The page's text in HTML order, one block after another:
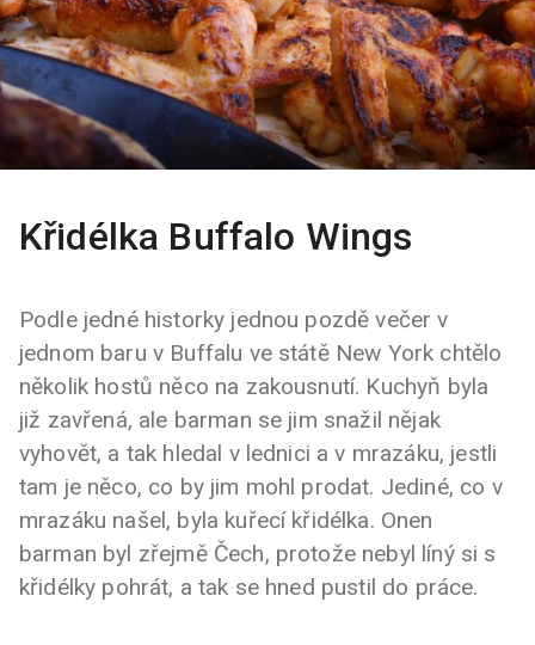
Křidélka Buffalo Wings
Podle jedné historky jednou pozdě večer v
jednom baru v Buffalu ve státě New York chtělo
několik hostů něco na zakousnutí. Kuchyň byla
již zavřená, ale barman se jim snažil nějak
vyhovět, a tak hledal v lednici a v mrazáku, jestli
tam je něco, co by jim mohl prodat. Jediné, co v
mrazáku našel, byla kuřecí křidélka. Onen
barman byl zřejmě Čech, protože nebyl líný si s
křidélky pohrát, a tak se hned pustil do práce.